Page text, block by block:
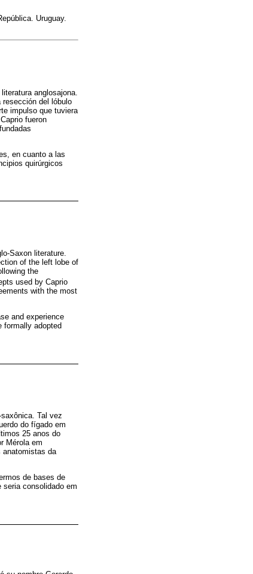
Uruguay.
anglosajona.
resección del lóbulo
impulso que tuviera
fueron
en cuanto a las
quirúrgicos
Saxon literature.
of the left lobe of
the
used by Caprio
with the most
and experience
formally adopted
Tal vez
do fígado em
25 anos do
Mérola em
anatomistas da
de bases de
consolidado em